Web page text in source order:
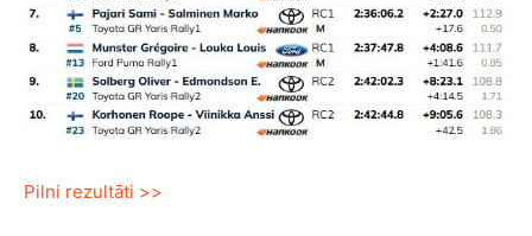
Pilni rezultāti >>